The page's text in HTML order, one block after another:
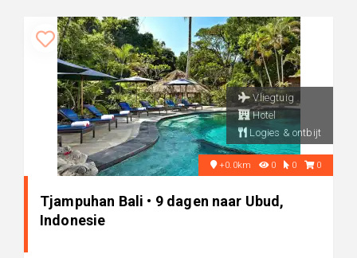
Vliegtuig
Hotel
Logies & ontbijt
+0.0km 0 0 0
Tjampuhan Bali • 9 dagen naar Ubud,
Indonesie